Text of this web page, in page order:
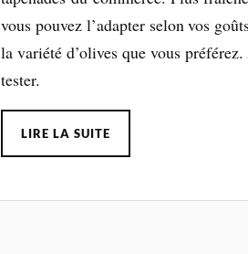
vous pouvez l’adapter selon vos
la variété d’olives que vous
tester.
LIRE LA SUITE